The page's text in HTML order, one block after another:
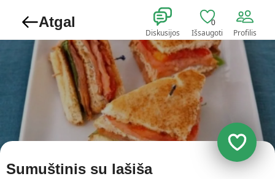
Atgal
Diskusijos
0
Išsaugoti Profilis
Sumuštinis su lašiša